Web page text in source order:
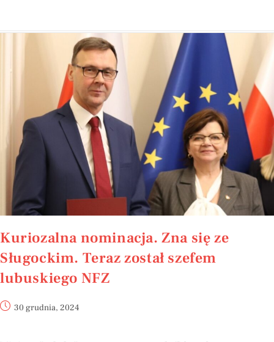
Kuriozalna nominacja. Zna się ze
Sługockim. Teraz został szefem
lubuskiego NFZ
30 grudnia, 2024